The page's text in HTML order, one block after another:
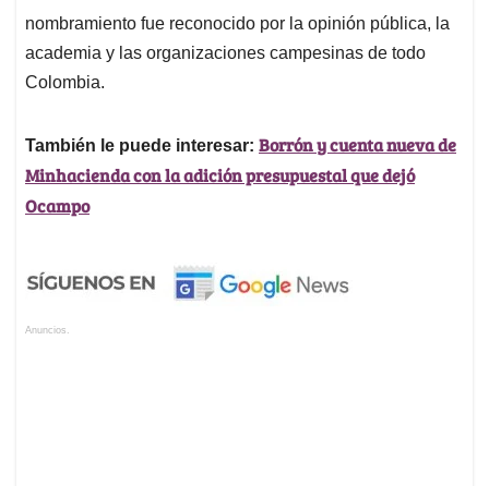
nombramiento fue reconocido por la opinión pública, la
academia y las organizaciones campesinas de todo
Colombia.
También le puede interesar: Borrón y cuenta nueva de
Minhacienda con la adición presupuestal que dejó
Ocampo
Anuncios.